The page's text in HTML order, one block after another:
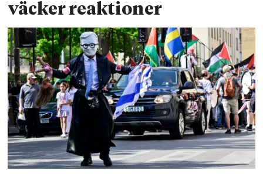
väcker reaktioner